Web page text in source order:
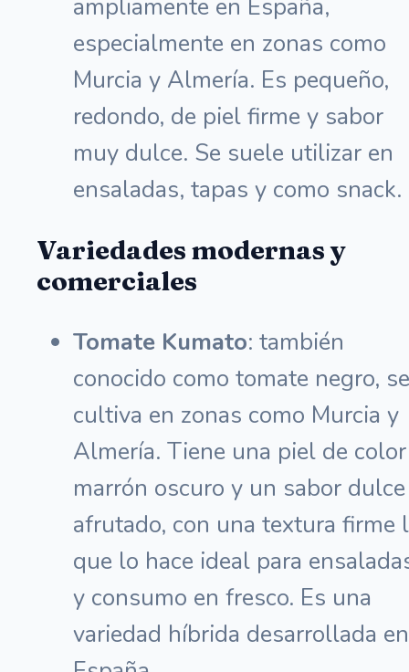
ampliamente en España,
especialmente en zonas como
Murcia y Almería. Es pequeño,
redondo, de piel firme y sabor
muy dulce. Se suele utilizar en
ensaladas, tapas y como snack.
Variedades modernas y
comerciales
Tomate Kumato: también
conocido como tomate negro, se
cultiva en zonas como Murcia y
Almería. Tiene una piel de color
marrón oscuro y un sabor
afrutado, con una textura firme
que lo hace ideal para
y consumo en fresco. Es una
variedad híbrida desarrollada en